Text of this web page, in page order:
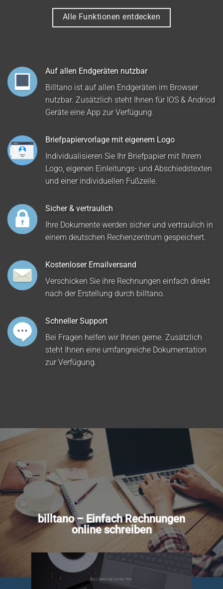
Alle Funktionen entdecken
Auf allen Endgeräten nutzbar
Billtano ist auf allen Endgeräten im Browser
nutzbar. Zusätzlich steht Ihnen für IOS & Andriod
Geräte eine App zur Verfügung.
Briefpapiervorlage mit eigenem Logo
Individualisieren Sie Ihr Briefpapier mit Ihrem
Logo, eigenen Einleitungs- und Abschiedstexten
und einer individuellen Fußzeile.
Sicher & vertraulich
Ihre Dokumente werden sicher und vertraulich in
einem deutschen Rechenzentrum gespeichert.
Kostenloser Emailversand
Verschicken Sie ihre Rechnungen einfach direkt
nach der Erstellung durch billtano.
Schneller Support
Bei Fragen helfen wir Ihnen gerne. Zusätzlich
steht Ihnen eine umfangreiche Dokumentation
zur Verfügung.
billtano – Einfach Rechnungen
online schreiben
BILLTANO NEUIGKEITEN